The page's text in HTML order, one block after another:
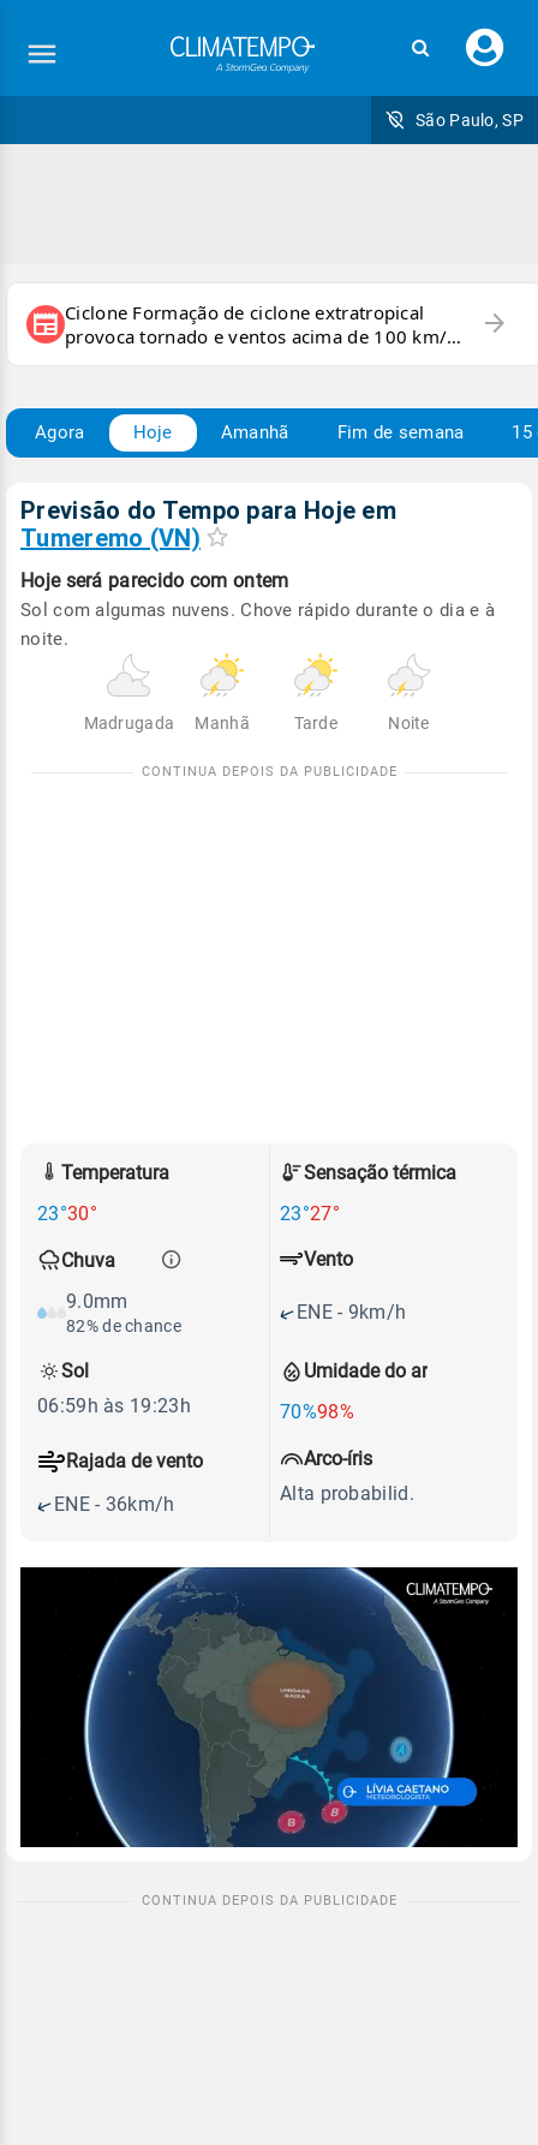
seu
São Paulo, SP
newspaper Ciclone Formação de ciclone extratropical
provoca tornado e ventos acima de 100 km/h
no RS
arrow_forward
Agora Hoje Amanhã Fim de semana 15
Previsão do Tempo para Hoje em
Tumeremo (VN)
Hoje será parecido com ontem
Sol com algumas nuvens. Chove rápido durante o dia e à
noite.
Madrugada Manhã Tarde Noite
Temperatura
23°30°
Sensação térmica
23°27°
Chuva
9.0mm
82% de chance
Umidade do ar
70%98%
Vento
ENE - 9km/h
Rajada de vento
ENE - 36km/h
Sol
06:59h às 19:23h
Arco-íris
Alta probabilid.